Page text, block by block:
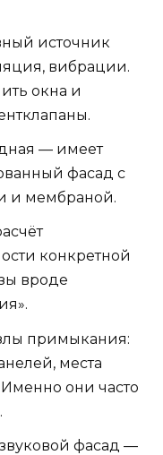
источник
вибрации.
окна и
— имеет
фасад с
и мембраной.
конкретной
вроде
примыкания:
места
они часто
фасад —